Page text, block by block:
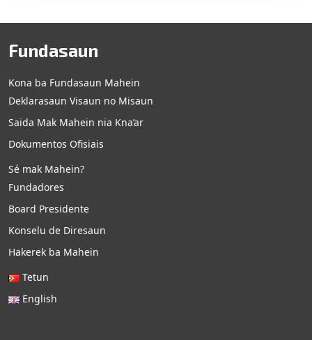
Fundasaun
Kona ba Fundasaun Mahein
Deklarasaun Visaun no Misaun
Saida Mak Mahein nia Kna’ar
Dokumentos Ofisiais
Sé mak Mahein?
Fundadores
Board Presidente
Konselu de Diresaun
Hakerek ba Mahein
Tetun
English